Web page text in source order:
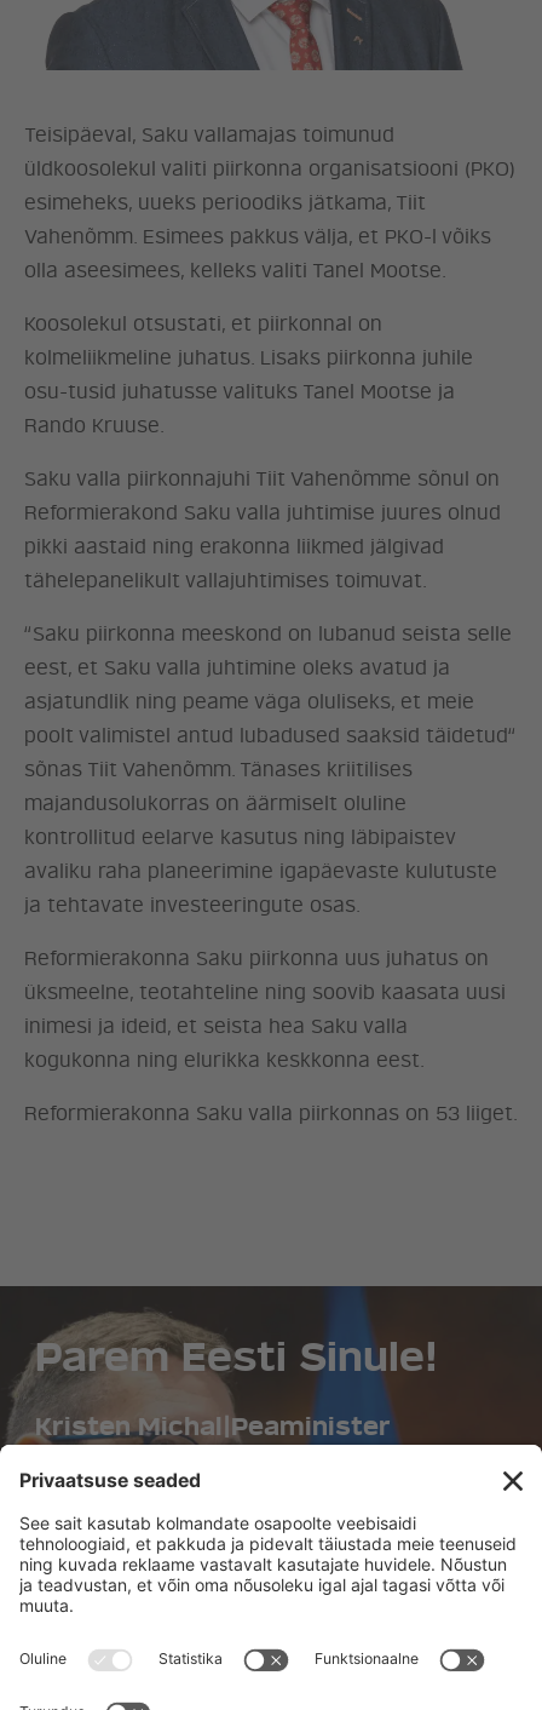
ERAKOND
UUDISED
LÖÖ KAASA
KONTAKT
Teisipäeval, Saku vallamajas toimunud
üldkoosolekul valiti piirkonna organisatsiooni (PKO)
esimeheks, uueks perioodiks jätkama, Tiit
Vahenõmm. Esimees pakkus välja, et PKO-l võiks
olla aseesimees, kelleks valiti Tanel Mootse.
Koosolekul otsustati, et piirkonnal on
kolmeliikmeline juhatus. Lisaks piirkonna juhile
osu-tusid juhatusse valituks Tanel Mootse ja
Rando Kruuse.
Saku valla piirkonnajuhi Tiit Vahenõmme sõnul on
Reformierakond Saku valla juhtimise juures olnud
pikki aastaid ning erakonna liikmed jälgivad
tähelepanelikult vallajuhtimises toimuvat.
“Saku piirkonna meeskond on lubanud seista selle
eest, et Saku valla juhtimine oleks avatud ja
asjatundlik ning peame väga oluliseks, et meie
poolt valimistel antud lubadused saaksid täidetud“
sõnas Tiit Vahenõmm. Tänases kriitilises
majandusolukorras on äärmiselt oluline
kontrollitud eelarve kasutus ning läbipaistev
avaliku raha planeerimine igapäevaste kulutuste
ja tehtavate investeeringute osas.
Reformierakonna Saku piirkonna uus juhatus on
üksmeelne, teotahteline ning soovib kaasata uusi
inimesi ja ideid, et seista hea Saku valla
kogukonna ning elurikka keskkonna eest.
Reformierakonna Saku valla piirkonnas on 53 liiget.
Parem Eesti Sinule!
Kristen Michal Peaminister